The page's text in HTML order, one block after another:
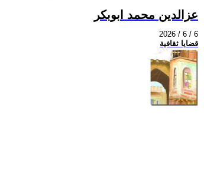
عزالدين محمد ابوبكر
2026 / 6 / 6
قضايا ثقافية